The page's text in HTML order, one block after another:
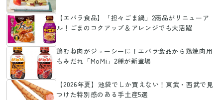
【エバラ食品】「担々ごま鍋」2商品がリニューア
ル！ごまのコクアップ＆アレンジでも大活躍
鶏むね肉がジューシーに！エバラ食品から鶏焼肉用
もみだれ「MoMi」2種が新登場
【2026年夏】池袋でしか買えない！東武・西武で見
つけた特別感のある手土産5選